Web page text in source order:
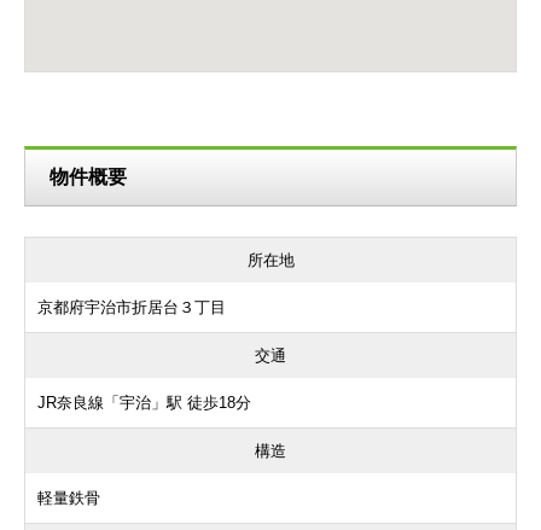
物件概要
所在地
京都府宇治市折居台３丁目
交通
JR奈良線「宇治」駅 徒歩18分
構造
軽量鉄骨